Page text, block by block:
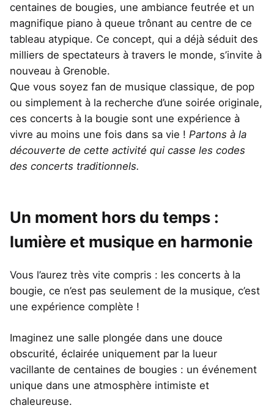
centaines de bougies, une ambiance feutrée et un
magnifique piano à queue trônant au centre de ce
tableau atypique. Ce concept, qui a déjà séduit des
milliers de spectateurs à travers le monde, s’invite à
nouveau à Grenoble.
Que vous soyez fan de musique classique, de pop
ou simplement à la recherche d’une soirée originale,
ces concerts à la bougie sont une expérience à
vivre au moins une fois dans sa vie ! Partons à la
découverte de cette activité qui casse les codes
des concerts traditionnels.
Un moment hors du temps :
lumière et musique en harmonie
Vous l’aurez très vite compris : les concerts à la
bougie, ce n’est pas seulement de la musique, c’est
une expérience complète !
Imaginez une salle plongée dans une douce
obscurité, éclairée uniquement par la lueur
vacillante de centaines de bougies : un événement
unique dans une atmosphère intimiste et
chaleureuse.